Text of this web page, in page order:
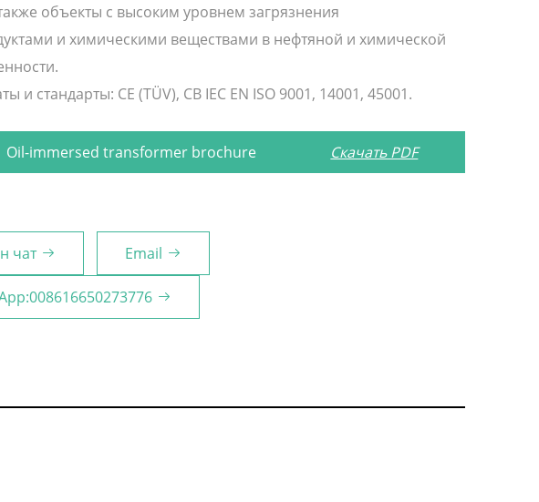
объекты с высоким уровнем загрязнения
и химическими веществами в нефтяной и химической
и стандарты: CE (TÜV), CB IEC EN ISO 9001, 14001, 45001.
Oil-immersed transformer brochure Скачать PDF
чат Email